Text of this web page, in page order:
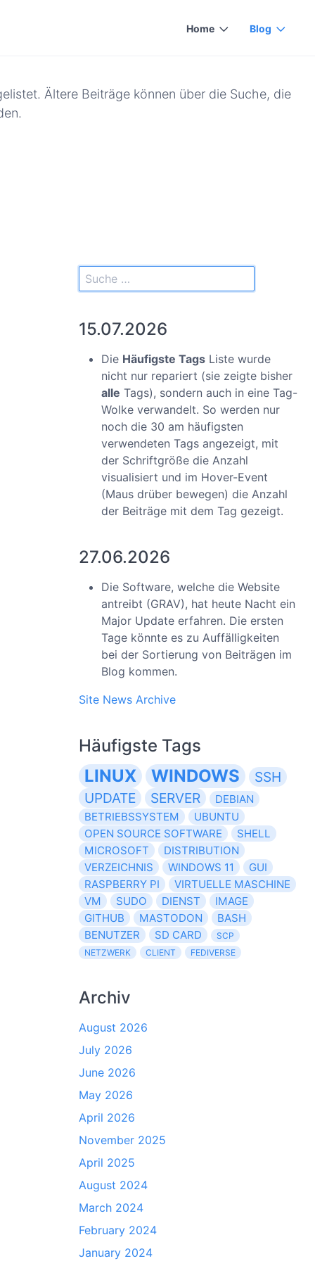
Home Blog
Ältere Beiträge können über die Suche, die
15.07.2026
Die Häufigste Tags Liste wurde
nicht nur repariert (sie zeigte bisher
alle Tags), sondern auch in eine Tag-
Wolke verwandelt. So werden nur
noch die 30 am häufigsten
verwendeten Tags angezeigt, mit
der Schriftgröße die Anzahl
visualisiert und im Hover-Event
(Maus drüber bewegen) die Anzahl
der Beiträge mit dem Tag gezeigt.
27.06.2026
Die Software, welche die Website
antreibt (GRAV), hat heute Nacht ein
Major Update erfahren. Die ersten
Tage könnte es zu Auffälligkeiten
bei der Sortierung von Beiträgen im
Blog kommen.
Site News Archive
Häufigste Tags
LINUX
WINDOWS
SSH
UPDATE
SERVER
DEBIAN
BETRIEBSSYSTEM
UBUNTU
OPEN SOURCE SOFTWARE
SHELL
MICROSOFT
DISTRIBUTION
VERZEICHNIS
WINDOWS 11
GUI
RASPBERRY PI
VIRTUELLE MASCHINE
VM
SUDO DIENST
IMAGE
GITHUB
MASTODON
BASH
BENUTZER
SD CARD
SCP
NETZWERK
CLIENT FEDIVERSE
Archiv
August 2026
July 2026
June 2026
May 2026
April 2026
November 2025
April 2025
August 2024
March 2024
February 2024
January 2024